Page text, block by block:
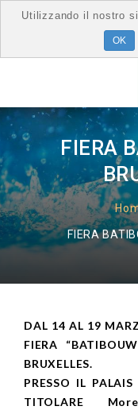
FIERA
FIERA
DAL 14 AL 19
FIERA
BRUXELLES.
PRESSO IL
TITOLARE
Utilizzando il nostro